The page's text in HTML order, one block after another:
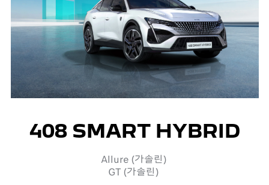
408 SMART HYBRID
Allure (가솔린)
GT (가솔린)